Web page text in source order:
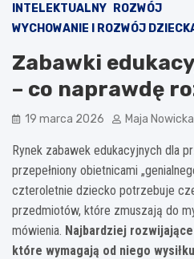
INTELEKTUALNY
ROZWÓJ
WYCHOWANIE I ROZWÓJ
Zabawki
– co naprawdę
19 marca 2026 Maja Nowicka
Rynek zabawek edukacyjnych dla
przepełniony obietnicami
czteroletnie dziecko potrzebuje
przedmiotów, które zmuszają do
mówienia. Najbardziej
które wymagają od niego